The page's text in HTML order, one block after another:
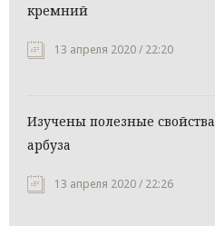
кремний
13 апреля 2020 / 22:20
Изучены полезные свойства
арбуза
13 апреля 2020 / 22:26